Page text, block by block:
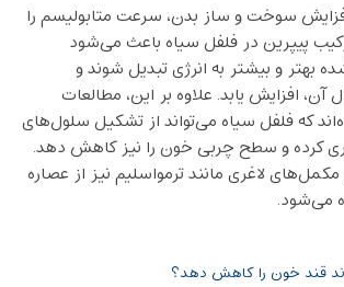
سوخت و ساز بدن، سرعت متابولیسم را
پیپرین در فلفل سیاه باعث می‌شود
بهتر و بیشتر به انرژی تبدیل شوند و
آن، افزایش یابد. علاوه بر این، مطالعات
که فلفل سیاه می‌تواند از تشکیل سلول‌های
کرده و سطح چربی خون را نیز کاهش دهد.
لاغری مانند ترمواسلیم نیز از عصاره
می‌شود.
قند خون را کاهش دهد؟